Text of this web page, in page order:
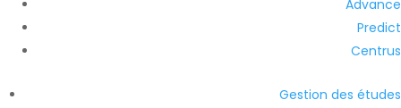
Advance
Predict
Centrus
Gestion des études